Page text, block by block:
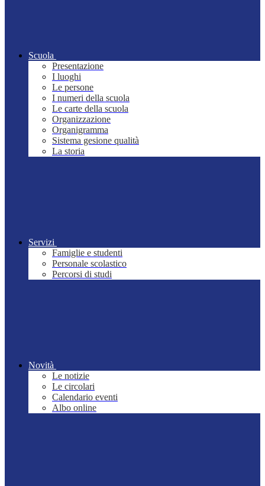
Scuola
Presentazione
I luoghi
Le persone
I numeri della scuola
Le carte della scuola
Organizzazione
Organigramma
Sistema gesione qualità
La storia
Servizi
Famiglie e studenti
Personale scolastico
Percorsi di studi
Novità
Le notizie
Le circolari
Calendario eventi
Albo online